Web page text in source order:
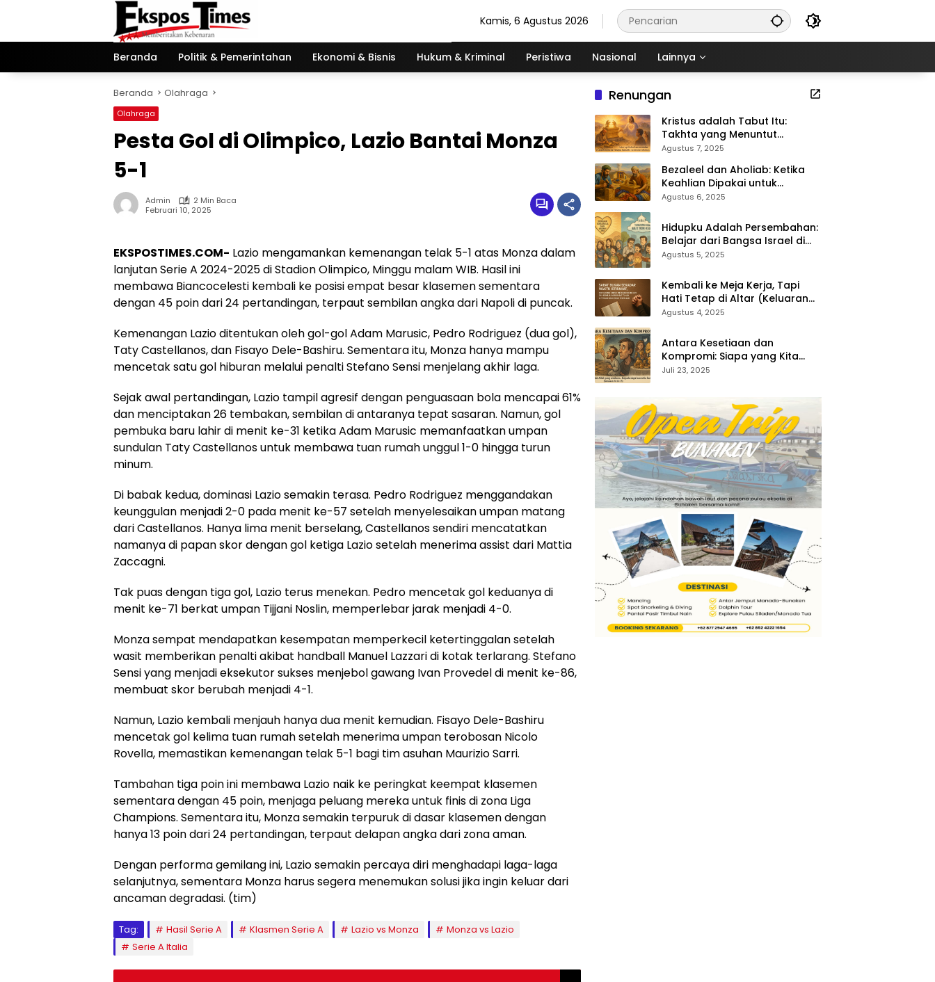
Kamis, 6 Agustus 2026
Beranda Politik & Pemerintahan Ekonomi & Bisnis Hukum & Kriminal Peristiwa Nasional Lainnya
Beranda Olahraga
Olahraga
Pesta Gol di Olimpico, Lazio Bantai Monza
5-1
Admin
2 Min Baca
Februari 10, 2025
EKSPOSTIMES.COM- Lazio mengamankan kemenangan telak 5-1 atas Monza dalam
lanjutan Serie A 2024-2025 di Stadion Olimpico, Minggu malam WIB. Hasil ini
membawa Biancocelesti kembali ke posisi empat besar klasemen sementara
dengan 45 poin dari 24 pertandingan, terpaut sembilan angka dari Napoli di puncak.
Kemenangan Lazio ditentukan oleh gol-gol Adam Marusic, Pedro Rodriguez (dua gol),
Taty Castellanos, dan Fisayo Dele-Bashiru. Sementara itu, Monza hanya mampu
mencetak satu gol hiburan melalui penalti Stefano Sensi menjelang akhir laga.
Sejak awal pertandingan, Lazio tampil agresif dengan penguasaan bola mencapai 61%
dan menciptakan 26 tembakan, sembilan di antaranya tepat sasaran. Namun, gol
pembuka baru lahir di menit ke-31 ketika Adam Marusic memanfaatkan umpan
sundulan Taty Castellanos untuk membawa tuan rumah unggul 1-0 hingga turun
minum.
Di babak kedua, dominasi Lazio semakin terasa. Pedro Rodriguez menggandakan
keunggulan menjadi 2-0 pada menit ke-57 setelah menyelesaikan umpan matang
dari Castellanos. Hanya lima menit berselang, Castellanos sendiri mencatatkan
namanya di papan skor dengan gol ketiga Lazio setelah menerima assist dari Mattia
Zaccagni.
Tak puas dengan tiga gol, Lazio terus menekan. Pedro mencetak gol keduanya di
menit ke-71 berkat umpan Tijjani Noslin, memperlebar jarak menjadi 4-0.
Monza sempat mendapatkan kesempatan memperkecil ketertinggalan setelah
wasit memberikan penalti akibat handball Manuel Lazzari di kotak terlarang. Stefano
Sensi yang menjadi eksekutor sukses menjebol gawang Ivan Provedel di menit ke-86,
membuat skor berubah menjadi 4-1.
Namun, Lazio kembali menjauh hanya dua menit kemudian. Fisayo Dele-Bashiru
mencetak gol kelima tuan rumah setelah menerima umpan terobosan Nicolo
Rovella, memastikan kemenangan telak 5-1 bagi tim asuhan Maurizio Sarri.
Tambahan tiga poin ini membawa Lazio naik ke peringkat keempat klasemen
sementara dengan 45 poin, menjaga peluang mereka untuk finis di zona Liga
Champions. Sementara itu, Monza semakin terpuruk di dasar klasemen dengan
hanya 13 poin dari 24 pertandingan, terpaut delapan angka dari zona aman.
Dengan performa gemilang ini, Lazio semakin percaya diri menghadapi laga-laga
selanjutnya, sementara Monza harus segera menemukan solusi jika ingin keluar dari
ancaman degradasi. (tim)
Tag: Hasil Serie A Klasmen Serie A Lazio vs Monza
Monza vs Lazio
Serie A Italia
Renungan
Kristus adalah Tabut Itu:
Takhta yang Menuntut
Kekudusan (Keluaran 37:1–9)
Agustus 7, 2025
Bezaleel dan Aholiab: Ketika
Keahlian Dipakai untuk
Kemuliaan Tuhan (Keluaran
Agustus 6, 2025
Hidupku Adalah Persembahan:
Belajar dari Bangsa Israel di
Padang Gurun (Keluaran 35:4–
Agustus 5, 2025
Kembali ke Meja Kerja, Tapi
Hati Tetap di Altar (Keluaran
35:1-5)
Agustus 4, 2025
Antara Kesetiaan dan
Kompromi: Siapa yang Kita
Sembah? (Keluaran 34:14–15)
Juli 23, 2025